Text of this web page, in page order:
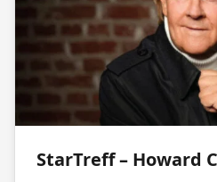
StarTreff – Howard